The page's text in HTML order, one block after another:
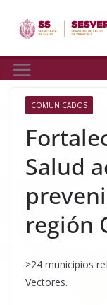
COMUNICADOS
Salud
región
>24 municipios
Vectores.